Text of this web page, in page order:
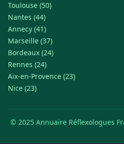
Toulouse (50)
Nantes (44)
Annecy (41)
Marseille (37)
Bordeaux (24)
Rennes (24)
Aix-en-Provence (23)
Nice (23)
© 2025 Annuaire Réflexologues